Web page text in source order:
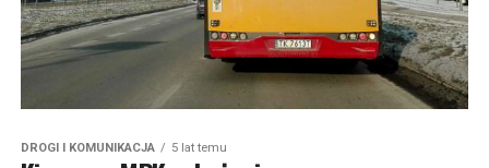
DROGI I KOMUNIKACJA 5 lat temu